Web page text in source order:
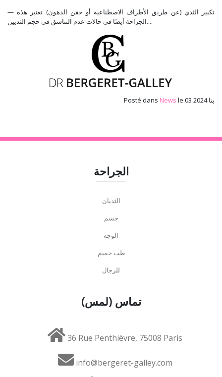
— تكبير الثدي (عن طريق الأطراف الاصطناعية أو حقن الدهون) تعتبر هذه
الجراحة أيضًا في حالات عدم التناسق في حجم الثديين....
Posté dans News le 03 ينا 2024
الجراحة
الثديان
جسم
الوجه
طب حميم
للرجال
تماس (لمس)
36 Rue Penthièvre, 75008 Paris
info@bergeret-galley.com